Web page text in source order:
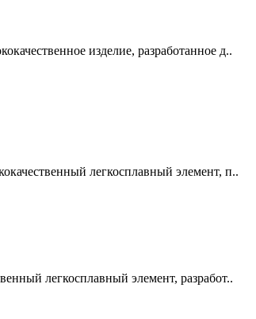
изделие, разработанное д..
легкосплавный элемент, п..
легкосплавный элемент, разработ..